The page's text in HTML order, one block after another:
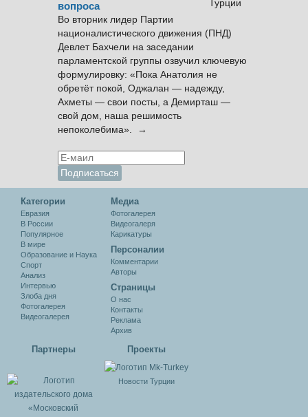
вопроса
Во вторник лидер Партии
националистического движения (ПНД)
Девлет Бахчели на заседании
парламентской группы озвучил ключевую
формулировку: «Пока Анатолия не
обретёт покой, Оджалан — надежду,
Ахметы — свои посты, а Демирташ —
свой дом, наша решимость
непоколебима». →
Категории
Евразия
В России
Популярное
В мире
Образование и Наука
Спорт
Анализ
Интервью
Злоба дня
Фотогалерея
Видеогалерея
Медиа
Фотогалерея
Видеогалеря
Карикатуры
Персоналии
Комментарии
Авторы
Cтраницы
О нас
Контакты
Реклама
Архив
Партнеры Проекты
Новости Турции